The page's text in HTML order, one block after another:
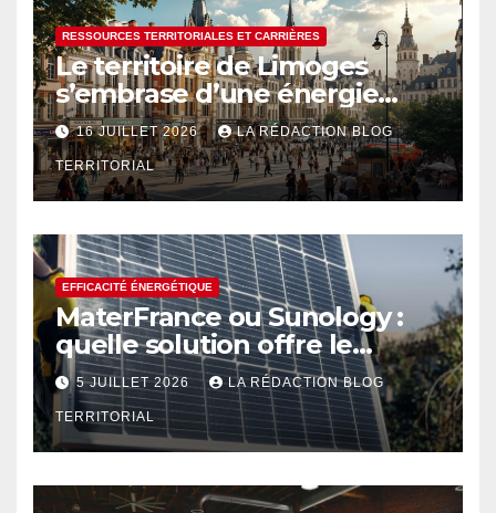
RESSOURCES TERRITORIALES ET CARRIÈRES
Le territoire de Limoges
s’embrase d’une énergie
créative renouvelée
16 JUILLET 2026 LA RÉDACTION BLOG
TERRITORIAL
EFFICACITÉ ÉNERGÉTIQUE
MaterFrance ou Sunology :
quelle solution offre le
meilleur rendement ?
5 JUILLET 2026 LA RÉDACTION BLOG
TERRITORIAL